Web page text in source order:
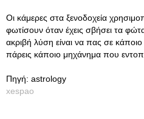
Οι κάμερες στα ξενοδοχεία
φωτίσουν όταν έχεις σβήσει τα
ακριβή λύση είναι να πας σε
πάρεις κάποιο μηχάνημα που
Πηγή: astrology
xespao